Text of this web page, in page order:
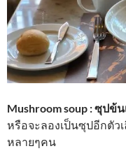
Mushroom soup : ซุปข้
หรือจะลองเป็นซุปอีกตั
หลายๆคน